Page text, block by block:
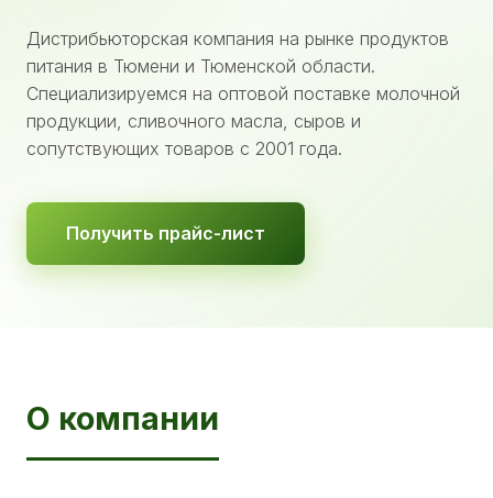
Дистрибьюторская компания на рынке продуктов
питания в Тюмени и Тюменской области.
Специализируемся на оптовой поставке молочной
продукции, сливочного масла, сыров и
сопутствующих товаров с 2001 года.
Получить прайс-лист
О компании